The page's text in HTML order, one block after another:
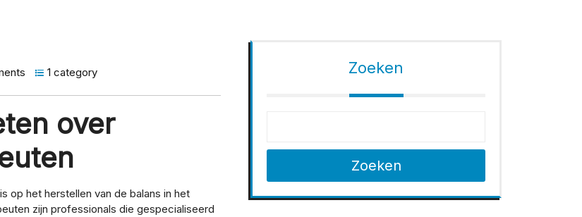
1 category
over
op het herstellen van de balans in het
zijn professionals die gespecialiseerd
Zoeken
Zoeken